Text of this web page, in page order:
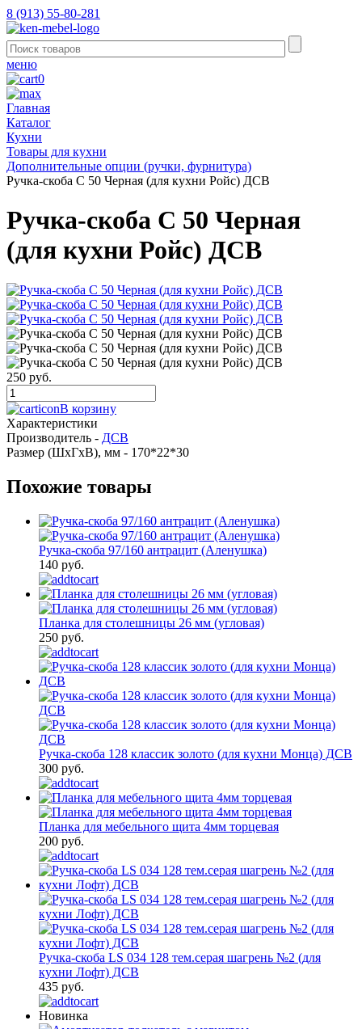
8 (913) 55-80-281
меню
0
Главная
Каталог
Кухни
Товары для кухни
Дополнительные опции (ручки, фурнитура)
Ручка-скоба С 50 Черная (для кухни Ройс) ДСВ
Ручка-скоба С 50 Черная
(для кухни Ройс) ДСВ
250 руб.
В корзину
Характеристики
Производитель - ДСВ
Размер (ШхГхВ), мм - 170*22*30
Похожие товары
Ручка-скоба 97/160 антрацит (Аленушка)
140 руб.
Планка для столешницы 26 мм (угловая)
250 руб.
Ручка-скоба 128 классик золото (для кухни Монца) ДСВ
300 руб.
Планка для мебельного щита 4мм торцевая
200 руб.
Ручка-скоба LS 034 128 тем.серая шагрень №2 (для
кухни Лофт) ДСВ
435 руб.
Новинка